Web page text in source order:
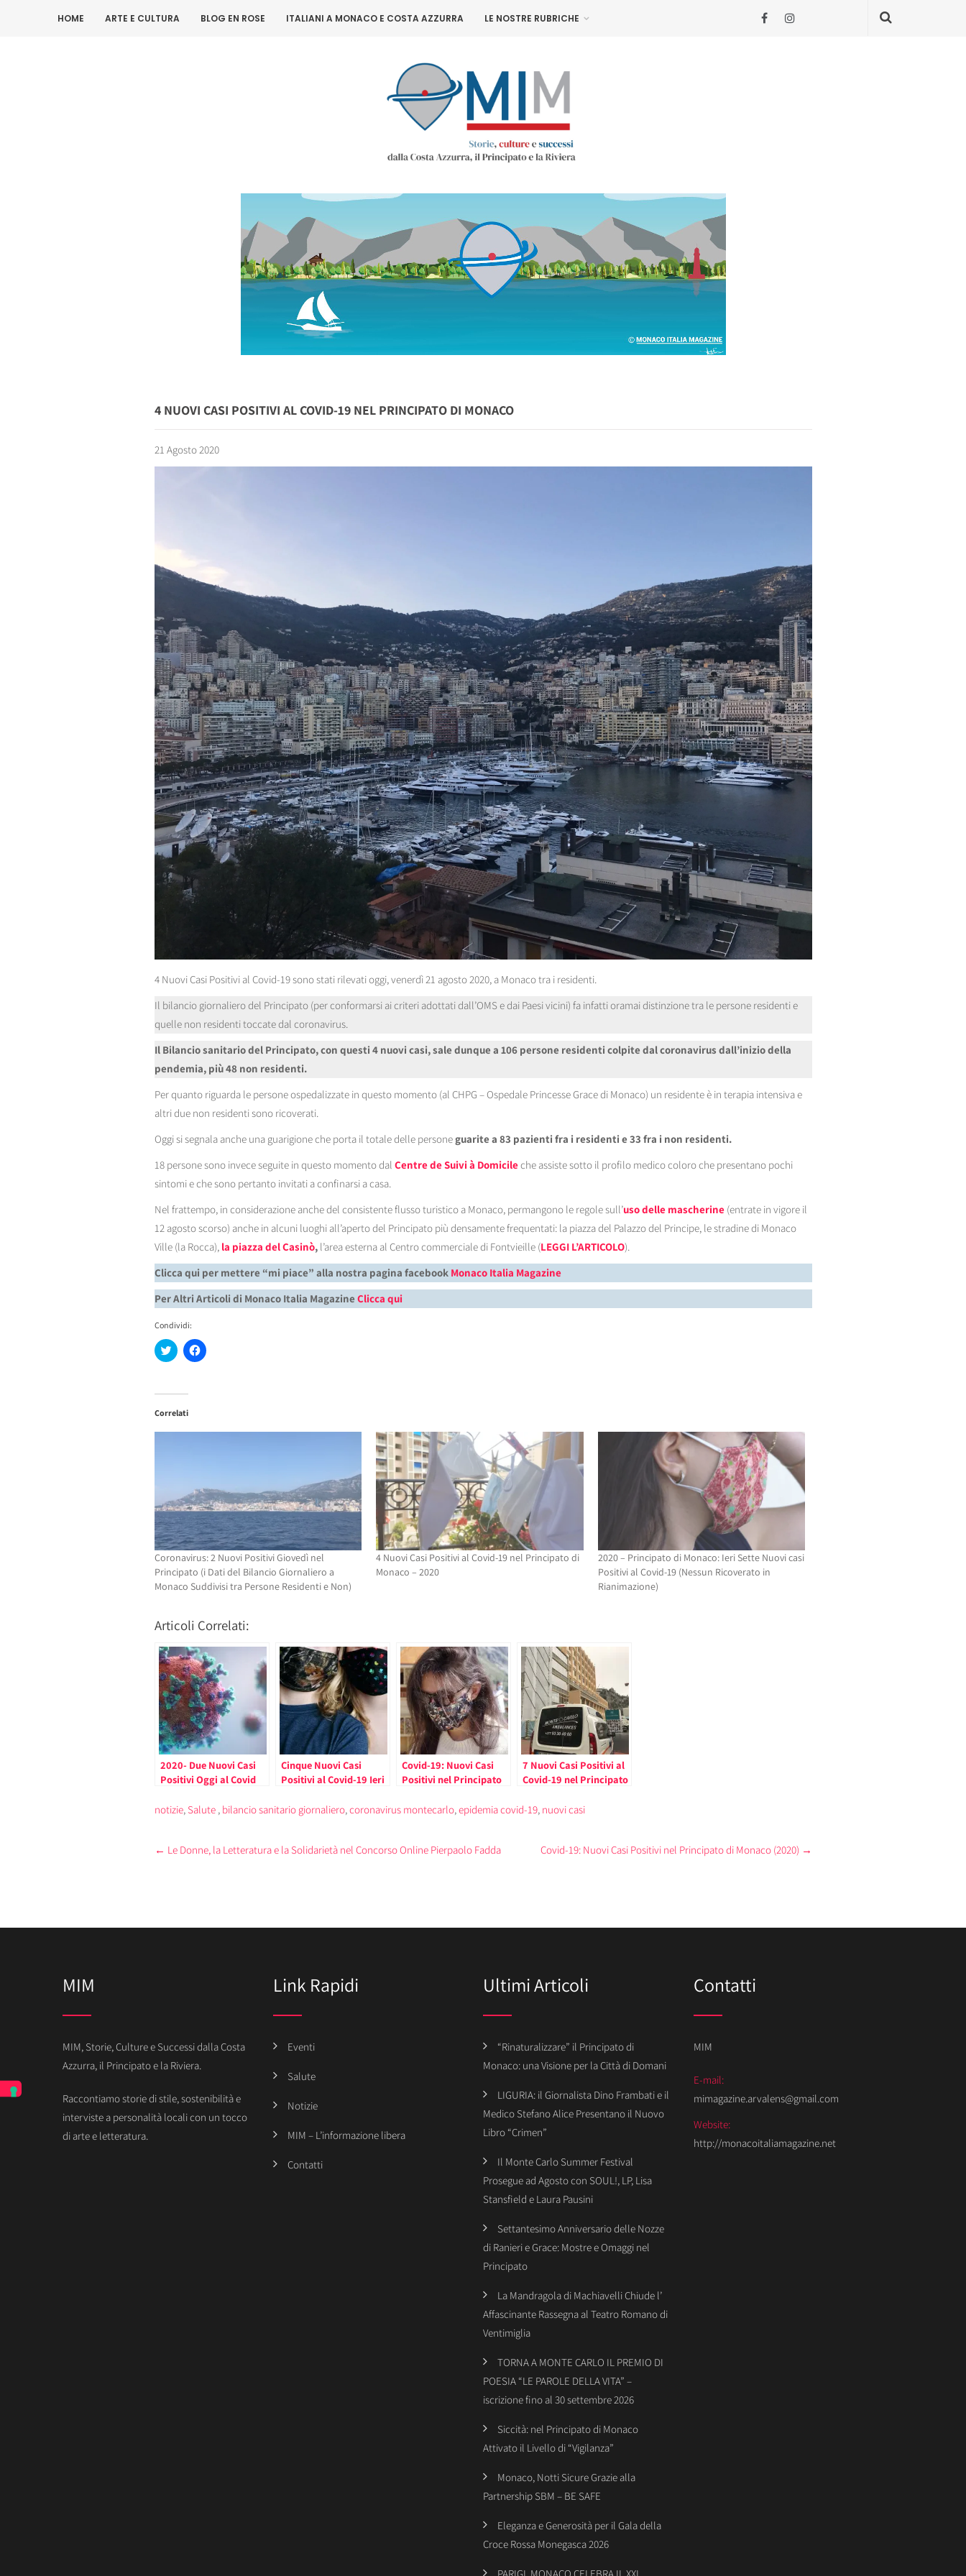
HOME ARTE E CULTURA BLOG EN ROSE ITALIANI A MONACO E COSTA AZZURRA LE NOSTRE RUBRICHE
4 NUOVI CASI POSITIVI AL COVID-19 NEL PRINCIPATO DI MONACO
21 Agosto 2020
4 Nuovi Casi Positivi al Covid-19 sono stati rilevati oggi, venerdì 21 agosto 2020, a Monaco tra i residenti.
Il bilancio giornaliero del Principato (per conformarsi ai criteri adottati dall’OMS e dai Paesi vicini) fa infatti oramai distinzione tra le persone residenti e
quelle non residenti toccate dal coronavirus.
Il Bilancio sanitario del Principato, con questi 4 nuovi casi, sale dunque a 106 persone residenti colpite dal coronavirus dall’inizio della
pendemia, più 48 non residenti.
Per quanto riguarda le persone ospedalizzate in questo momento (al CHPG – Ospedale Princesse Grace di Monaco) un residente è in terapia intensiva e
altri due non residenti sono ricoverati.
Oggi si segnala anche una guarigione che porta il totale delle personeguarite a 83 pazienti fra i residenti e 33 fra i non residenti.
18 persone sono invece seguite in questo momento dal Centre de Suivi à Domicileche assiste sotto il profilo medico coloro che presentano pochi
sintomi e che sono pertanto invitati a confinarsi a casa.
Nel frattempo, in considerazione anche del consistente flusso turistico a Monaco, permangono le regole sull’uso delle mascherine(entrate in vigore il
12 agosto scorso) anche in alcuni luoghi all’aperto del Principato più densamente frequentati: la piazza del Palazzo del Principe, le stradine di Monaco
Ville (la Rocca), la piazza del Casinò,l’area esterna al Centro commerciale di Fontvieille (LEGGI L’ARTICOLO).
Clicca qui per mettere “mi piace” alla nostra pagina facebook Monaco Italia Magazine
Per Altri Articoli di Monaco Italia Magazine Clicca qui
Condividi:
Fai
clic
su
(Si
in
Fai
clic
una
Correlati
Coronavirus: 2 Nuovi Positivi Giovedì nel
Principato (i Dati del Bilancio Giornaliero a
Monaco Suddivisi tra Persone Residenti e Non)
4 Nuovi Casi Positivi al Covid-19 nel Principato di
Monaco – 2020
2020 – Principato di Monaco: Ieri Sette Nuovi casi
Positivi al Covid-19 (Nessun Ricoverato in
Rianimazione)
Articoli Correlati:
2020- Due Nuovi Casi
Positivi Oggi al Covid
Monaco (uno è
Cinque Nuovi Casi
Positivi al Covid-19 Ieri
Monaco – 2020
Covid-19: Nuovi Casi
Positivi nel Principato
7 Nuovi Casi Positivi al
Covid-19 nel Principato
notizie, Salute , bilancio sanitario giornaliero,coronavirus montecarlo,epidemia covid-19, nuovi casi
Post
navigation
← Le Donne, la Letteratura e la Solidarietà nel Concorso Online Pierpaolo Fadda Covid-19: Nuovi Casi Positivi nel Principato di Monaco (2020) →
MIM
MIM, Storie, Culture e Successi dalla Costa
Azzurra, il Principato e la Riviera.
Raccontiamo storie di stile, sostenibilità e
interviste a personalità locali con un tocco
di arte e letteratura.
Link Rapidi
Eventi
Salute
Notizie
MIM – L’informazione libera
Contatti
Ultimi Articoli
“Rinaturalizzare” il Principato di
Monaco: una Visione per la Città di Domani
LIGURIA: il Giornalista Dino Frambati e il
Medico Stefano Alice Presentano il Nuovo
Libro “Crimen”
Il Monte Carlo Summer Festival
Prosegue ad Agosto con SOUL!, LP, Lisa
Stansfield e Laura Pausini
Settantesimo Anniversario delle Nozze
di Ranieri e Grace: Mostre e Omaggi nel
Principato
La Mandragola di Machiavelli Chiude l’
Affascinante Rassegna al Teatro Romano di
Ventimiglia
TORNA A MONTE CARLO IL PREMIO DI
POESIA “LE PAROLE DELLA VITA” –
iscrizione fino al 30 settembre 2026
Siccità: nel Principato di Monaco
Attivato il Livello di “Vigilanza”
Monaco, Notti Sicure Grazie alla
Partnership SBM – BE SAFE
Eleganza e Generosità per il Gala della
Croce Rossa Monegasca 2026
Contatti
MIM
E-mail:
mimagazine.arvalens@gmail.com
Website:
http://monacoitaliamagazine.net